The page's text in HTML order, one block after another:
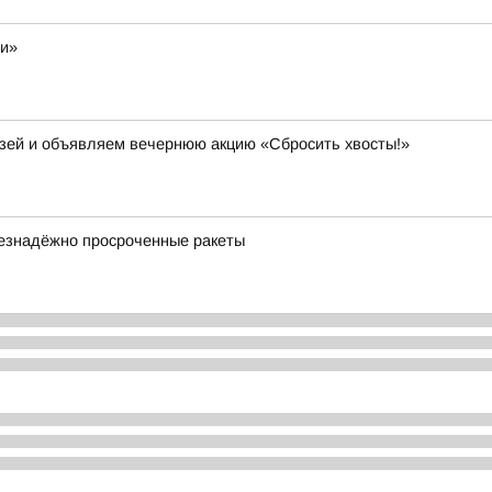
и объявляем вечернюю акцию «Сбросить хвосты!»
просроченные ракеты